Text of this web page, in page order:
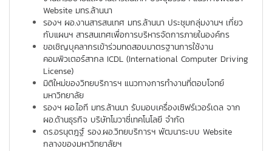
Website มทร.ล้านนา
รองฯ ผอ.งานสารสนเทศ มทร.ล้านนา ประชุมกลุ่มงานฯ เกี่ยว
กับแผนฯ สารสนเทศเพื่อการบริหารจัดการภายในองค์กร
ขอเชิญบุคลากรเข้าร่วมทดสอบมาตรฐานการใช้งาน
คอมพิวเตอร์สากล ICDL (International Computer Driving
License)
มิติใหม่ของวิทยบริการฯ แนวทางการทำงานที่ตอบโจทย์
มหาวิทยาลัย
รองฯ ผอ.ไอที มทร.ล้านนา รับมอบเครื่องเซิฟร์เวอร์เดล จาก
ผอ.ด้านธุรกิจ บริษัทโมวาซี่เทคโนโลยี จำกัด
ดร.อรนุตฎฐ์ รอง.ผอ.วิทยบริการฯ พัฒนาระบบ Website
กลางของมหาวิทยาลัยฯ